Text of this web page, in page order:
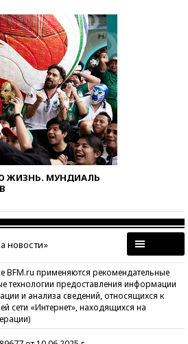
ЖИЗНЬ. МУНДИАЛЬ
новости»
применяются рекомендательные
технологии предоставления информации
и анализа сведений, относящихся к
сети «Интернет», находящихся на